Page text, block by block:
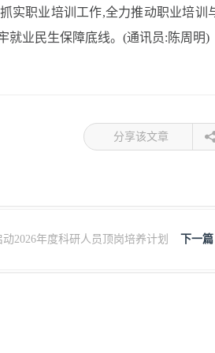
实职业培训工作,全力推动职业培训
就业民生保障底线。(通讯员:陈周明)
分享该文章
下一篇
2026年度科研人员顶岗培养计划